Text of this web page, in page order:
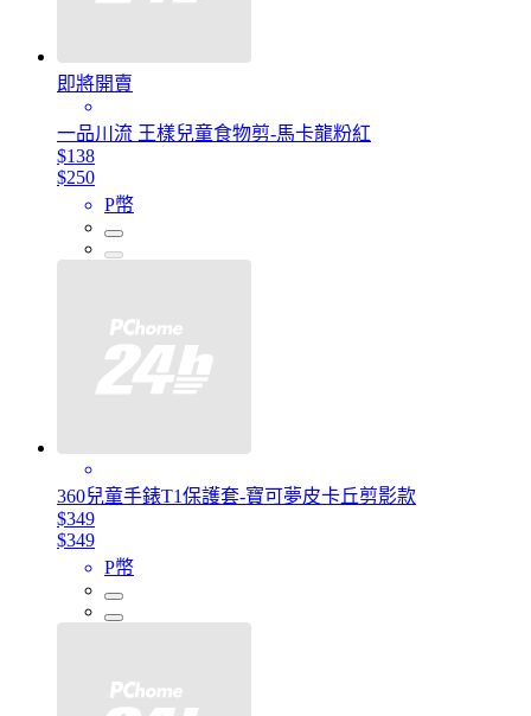
即將開賣
一品川流 王樣兒童食物剪-馬卡龍粉紅
$138
$250
P幣
360兒童手錶T1保護套-寶可夢皮卡丘剪影款
$349
$349
P幣